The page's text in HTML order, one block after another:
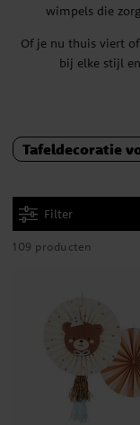
wimpels die
Of je nu thuis viert
bij elke stijl
Tafeldecoratie
Filter
109 producten